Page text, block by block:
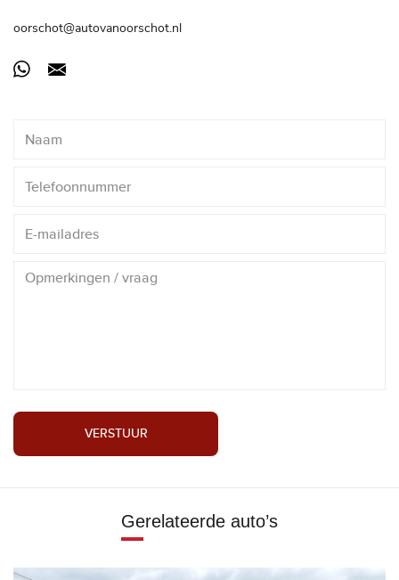
oorschot@autovanoorschot.nl
VERSTUUR
Gerelateerde auto’s